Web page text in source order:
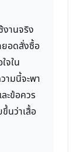
านจริง
ยอดสั่งซื้อ
จใน
ามนี้จะพา
ะข้อควร
นว่าเสื้อ